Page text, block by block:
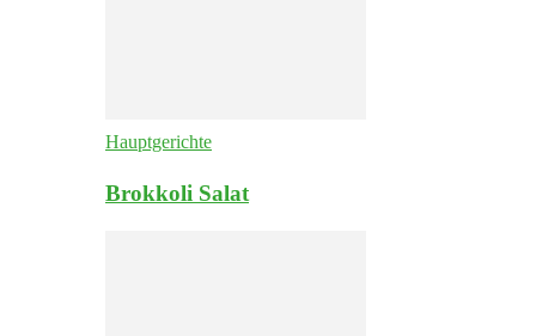
Hauptgerichte
Brokkoli Salat